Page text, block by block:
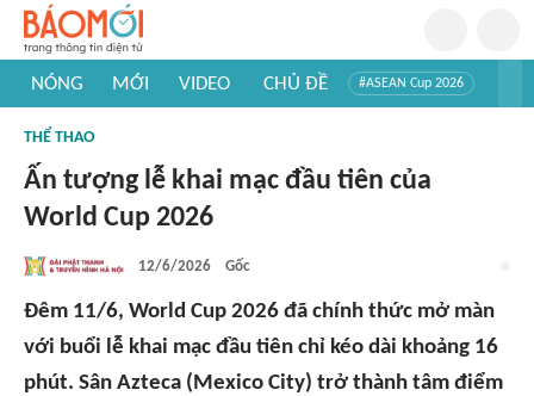
NÓNG MỚI VIDEO CHỦ ĐỀ #ASEAN Cup 2026
#Khám phá thế giới
THỂ THAO
Ấn tượng lễ khai mạc đầu tiên của
World Cup 2026
12/6/2026 Gốc
Đêm 11/6, World Cup 2026 đã chính thức mở màn
với buổi lễ khai mạc đầu tiên chỉ kéo dài khoảng 16
phút. Sân Azteca (Mexico City) trở thành tâm điểm